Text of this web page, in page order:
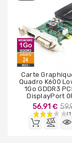
Carte
Quadro K600
1Go GDDR3
DisplayPort
56,91 € Prix
de
base